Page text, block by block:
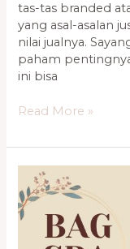
tas-tas branded
yang asal-asalan
nilai jualnya.
paham
ini bisa
Read More »
Jasa
Bag
&
Shoes